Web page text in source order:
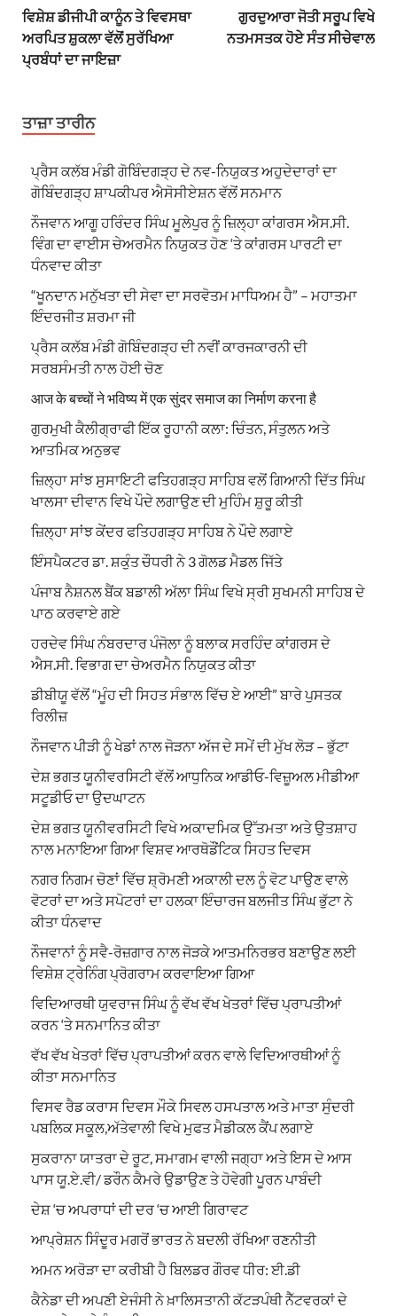
ਵਿਸ਼ੇਸ਼ ਡੀਜੀਪੀ ਕਾਨੂੰਨ ਤੇ ਵਿਵਸਥਾ
ਅਰਪਿਤ ਸ਼ੁਕਲਾ ਵੱਲੋਂ ਸੁਰੱਖਿਆ
ਪ੍ਰਬੰਧਾਂ ਦਾ ਜਾਇਜ਼ਾ
ਗੁਰਦੁਆਰਾ ਜੋਤੀ ਸਰੂਪ ਵਿਖੇ
ਨਤਮਸਤਕ ਹੋਏ ਸੰਤ ਸੀਚੇਵਾਲ
ਤਾਜ਼ਾ ਤਾਰੀਨ
ਪ੍ਰੈਸ ਕਲੱਬ ਮੰਡੀ ਗੋਬਿੰਦਗੜ੍ਹ ਦੇ ਨਵ-ਨਿਯੁਕਤ ਅਹੁਦੇਦਾਰਾਂ ਦਾ
ਗੋਬਿੰਦਗੜ੍ਹ ਸ਼ਾਪਕੀਪਰ ਐਸੋਸੀਏਸ਼ਨ ਵੱਲੋਂ ਸਨਮਾਨ
ਨੌਜਵਾਨ ਆਗੂ ਹਰਿੰਦਰ ਸਿੰਘ ਮੂਲੇਪੁਰ ਨੂੰ ਜ਼ਿਲ੍ਹਾ ਕਾਂਗਰਸ ਐਸ.ਸੀ.
ਵਿੰਗ ਦਾ ਵਾਈਸ ਚੇਅਰਮੈਨ ਨਿਯੁਕਤ ਹੋਣ ‘ਤੇ ਕਾਂਗਰਸ ਪਾਰਟੀ ਦਾ
ਧੰਨਵਾਦ ਕੀਤਾ
“ਖੂਨਦਾਨ ਮਨੁੱਖਤਾ ਦੀ ਸੇਵਾ ਦਾ ਸਰਵੋਤਮ ਮਾਧਿਅਮ ਹੈ” – ਮਹਾਤਮਾ
ਇੰਦਰਜੀਤ ਸ਼ਰਮਾ ਜੀ
ਪ੍ਰੈਸ ਕਲੱਬ ਮੰਡੀ ਗੋਬਿੰਦਗੜ੍ਹ ਦੀ ਨਵੀਂ ਕਾਰਜਕਾਰਨੀ ਦੀ
ਸਰਬਸੰਮਤੀ ਨਾਲ ਹੋਈ ਚੋਣ
आज के बच्चों ने भविष्य में एक सुंदर समाज का निर्माण करना है
ਗੁਰਮੁਖੀ ਕੈਲੀਗ੍ਰਾਫੀ ਇੱਕ ਰੂਹਾਨੀ ਕਲਾ: ਚਿੰਤਨ, ਸੰਤੁਲਨ ਅਤੇ
ਆਤਮਿਕ ਅਨੁਭਵ
ਜ਼ਿਲ੍ਹਾ ਸਾਂਝ ਸੁਸਾਇਟੀ ਫਤਿਹਗੜ੍ਹ ਸਾਹਿਬ ਵਲੋਂ ਗਿਆਨੀ ਦਿੱਤ ਸਿੰਘ
ਖਾਲਸਾ ਦੀਵਾਨ ਵਿਖੇ ਪੌਦੇ ਲਗਾਉਣ ਦੀ ਮੁਹਿੰਮ ਸ਼ੁਰੂ ਕੀਤੀ
ਜ਼ਿਲ੍ਹਾ ਸਾਂਝ ਕੇਂਦਰ ਫਤਿਹਗੜ੍ਹ ਸਾਹਿਬ ਨੇ ਪੌਦੇ ਲਗਾਏ
ਇੰਸਪੈਕਟਰ ਡਾ. ਸ਼ਕੁੰਤ ਚੌਧਰੀ ਨੇ 3 ਗੋਲਡ ਮੈਡਲ ਜਿੱਤੇ
ਪੰਜਾਬ ਨੈਸ਼ਨਲ ਬੈਂਕ ਬਡਾਲੀ ਅੱਲਾ ਸਿੰਘ ਵਿਖੇ ਸ੍ਰੀ ਸੁਖਮਨੀ ਸਾਹਿਬ ਦੇ
ਪਾਠ ਕਰਵਾਏ ਗਏ
ਹਰਦੇਵ ਸਿੰਘ ਨੰਬਰਦਾਰ ਪੰਜੋਲਾ ਨੂੰ ਬਲਾਕ ਸਰਹਿੰਦ ਕਾਂਗਰਸ ਦੇ
ਐਸ.ਸੀ. ਵਿਭਾਗ ਦਾ ਚੇਅਰਮੈਨ ਨਿਯੁਕਤ ਕੀਤਾ
ਡੀਬੀਯੂ ਵੱਲੋਂ “ਮੂੰਹ ਦੀ ਸਿਹਤ ਸੰਭਾਲ ਵਿੱਚ ਏ ਆਈ” ਬਾਰੇ ਪੁਸਤਕ
ਰਿਲੀਜ਼
ਨੌਜਵਾਨ ਪੀੜੀ ਨੂੰ ਖੇਡਾਂ ਨਾਲ ਜੋੜਨਾ ਅੱਜ ਦੇ ਸਮੇਂ ਦੀ ਮੁੱਖ ਲੋੜ – ਭੁੱਟਾ
ਦੇਸ਼ ਭਗਤ ਯੂਨੀਵਰਸਿਟੀ ਵੱਲੋਂ ਆਧੁਨਿਕ ਆਡੀਓ-ਵਿਜ਼ੂਅਲ ਮੀਡੀਆ
ਸਟੂਡੀਓ ਦਾ ਉਦਘਾਟਨ
ਦੇਸ਼ ਭਗਤ ਯੂਨੀਵਰਸਿਟੀ ਵਿਖੇ ਅਕਾਦਮਿਕ ਉੱਤਮਤਾ ਅਤੇ ਉਤਸ਼ਾਹ
ਨਾਲ ਮਨਾਇਆ ਗਿਆ ਵਿਸ਼ਵ ਆਰਥੋਡੌਂਟਿਕ ਸਿਹਤ ਦਿਵਸ
ਨਗਰ ਨਿਗਮ ਚੋਣਾਂ ਵਿੱਚ ਸ਼੍ਰੋਮਣੀ ਅਕਾਲੀ ਦਲ ਨੂੰ ਵੋਟ ਪਾਉਣ ਵਾਲੇ
ਵੋਟਰਾਂ ਦਾ ਅਤੇ ਸਪੋਟਰਾਂ ਦਾ ਹਲਕਾ ਇੰਚਾਰਜ ਬਲਜੀਤ ਸਿੰਘ ਭੁੱਟਾ ਨੇ
ਕੀਤਾ ਧੰਨਵਾਦ
ਨੌਜਵਾਨਾਂ ਨੂੰ ਸਵੈ-ਰੋਜ਼ਗਾਰ ਨਾਲ ਜੋੜਕੇ ਆਤਮਨਿਰਭਰ ਬਣਾਉਣ ਲਈ
ਵਿਸ਼ੇਸ਼ ਟ੍ਰੇਨਿੰਗ ਪ੍ਰੋਗਰਾਮ ਕਰਵਾਇਆ ਗਿਆ
ਵਿਦਿਆਰਥੀ ਯੁਵਰਾਜ ਸਿੰਘ ਨੂੰ ਵੱਖ ਵੱਖ ਖੇਤਰਾਂ ਵਿੱਚ ਪ੍ਰਾਪਤੀਆਂ
ਕਰਨ ‘ਤੇ ਸਨਮਾਨਿਤ ਕੀਤਾ
ਵੱਖ ਵੱਖ ਖੇਤਰਾਂ ਵਿੱਚ ਪ੍ਰਾਪਤੀਆਂ ਕਰਨ ਵਾਲੇ ਵਿਦਿਆਰਥੀਆਂ ਨੂੰ
ਕੀਤਾ ਸਨਮਾਨਿਤ
ਵਿਸਵ ਰੈਡ ਕਰਾਸ ਦਿਵਸ ਮੌਕੇ ਸਿਵਲ ਹਸਪਤਾਲ ਅਤੇ ਮਾਤਾ ਸੁੰਦਰੀ
ਪਬਲਿਕ ਸਕੂਲ,ਅੱਤੇਵਾਲੀ ਵਿਖੇ ਮੁਫਤ ਮੈਡੀਕਲ ਕੈਂਪ ਲਗਾਏ
ਸੁਕਰਾਨਾ ਯਾਤਰਾ ਦੇ ਰੂਟ, ਸਮਾਗਮ ਵਾਲੀ ਜਗ੍ਹਾ ਅਤੇ ਇਸ ਦੇ ਆਸ
ਪਾਸ ਯੂ.ਏ.ਵੀ/ ਡਰੌਨ ਕੈਮਰੇ ਉਡਾਉਣ ਤੇ ਹੋਵੇਗੀ ਪੂਰਨ ਪਾਬੰਦੀ
ਦੇਸ਼ ‘ਚ ਅਪਰਾਧਾਂ ਦੀ ਦਰ ‘ਚ ਆਈ ਗਿਰਾਵਟ
ਆਪ੍ਰੇਸ਼ਨ ਸਿੰਦੂਰ ਮਗਰੋਂ ਭਾਰਤ ਨੇ ਬਦਲੀ ਰੱਖਿਆ ਰਣਨੀਤੀ
ਅਮਨ ਅਰੋੜਾ ਦਾ ਕਰੀਬੀ ਹੈ ਬਿਲਡਰ ਗੌਰਵ ਧੀਰ: ਈ.ਡੀ
ਕੈਨੇਡਾ ਦੀ ਅਪਣੀ ਏਜੰਸੀ ਨੇ ਖ਼ਾਲਿਸਤਾਨੀ ਕੱਟੜਪੰਥੀ ਨੈੱਟਵਰਕਾਂ ਦੇ